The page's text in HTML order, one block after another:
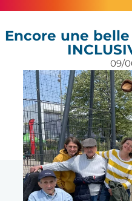
Encore une
09/
Un moment de
humeur et… de